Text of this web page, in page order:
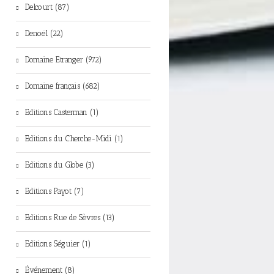
Delcourt (87)
Denoël (22)
Domaine Etranger (972)
Domaine français (682)
Editions Casterman (1)
Editions du Cherche-Midi (1)
Editions du Globe (3)
Editions Payot (7)
Editions Rue de Sèvres (13)
Editions Séguier (1)
Événement (8)